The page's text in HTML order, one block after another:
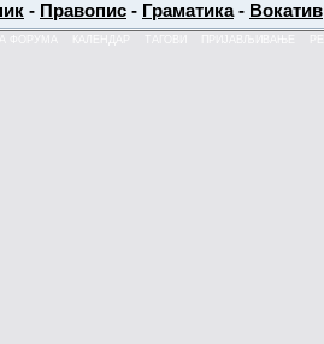
- Правопис - Граматика- Вокатив
КАЛЕНДАР